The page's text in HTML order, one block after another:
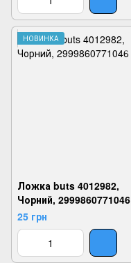
НОВИНКА
Ложка buts 4012982,
Чорний, 2999860771046
25 грн